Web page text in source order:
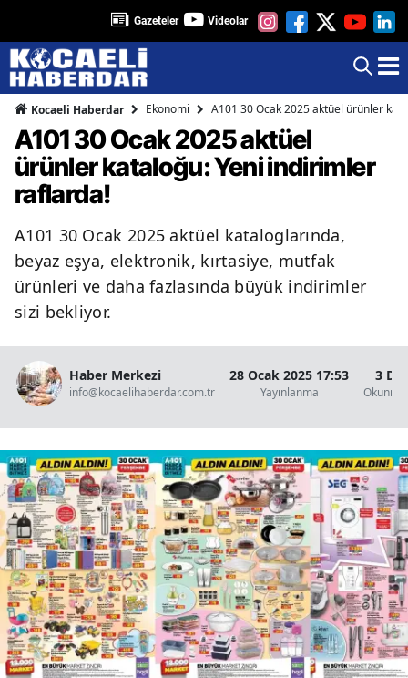
Gazeteler Videolar
Kocaeli Haberdar Ekonomi A101 30 Ocak 2025 aktüel ürünler
A101 30 Ocak 2025 aktüel
ürünler kataloğu: Yeni indirimler
raflarda!
A101 30 Ocak 2025 aktüel kataloglarında,
beyaz eşya, elektronik, kırtasiye, mutfak
ürünleri ve daha fazlasında büyük indirimler
sizi bekliyor.
Haber Merkezi
info@kocaelihaberdar.com.tr
28 Ocak 2025 17:53
Yayınlanma
3